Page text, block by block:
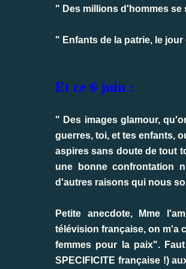
" Des millions d'hommes se
" Enfants de la patrie, le
Et ce 6 juin :
" Des images glamour,
guerres, toi, et tes enfants,
aspires sans doute de tout
une bonne confrontation
d'autres raisons qui nous
Petite anecdote, Mme
télévision française, on m'a
femmes pour la paix".
SPECIFICITE française !)